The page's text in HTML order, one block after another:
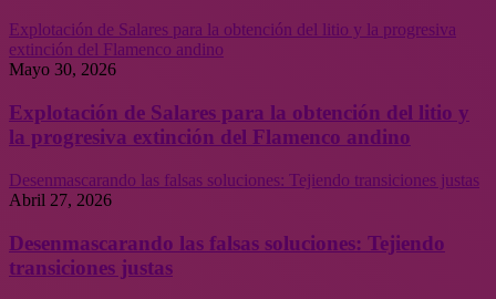
Explotación de Salares para la obtención del litio y la progresiva
extinción del Flamenco andino
Mayo 30, 2026
Explotación de Salares para la obtención del litio y
la progresiva extinción del Flamenco andino
Desenmascarando las falsas soluciones: Tejiendo transiciones justas
Abril 27, 2026
Desenmascarando las falsas soluciones: Tejiendo
transiciones justas